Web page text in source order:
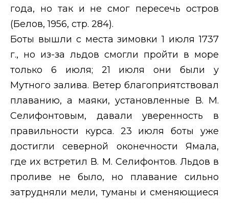
года, но так и не смог пересечь остров
(Белов, 1956, стр. 284).
Боты вышли с места зимовки 1 июля 1737
г., но из-за льдов смогли пройти в море
только 6 июля; 21 июля они были у
Мутного залива. Ветер благоприятствовал
плаванию, а маяки, установленные В. М.
Селифонтовым, давали уверенность в
правильности курса. 23 июля боты уже
достигли северной оконечности Ямала,
где их встретил В. М. Селифонтов. Льдов в
проливе не было, но плавание сильно
затрудняли мели, туманы и сменяющиеся